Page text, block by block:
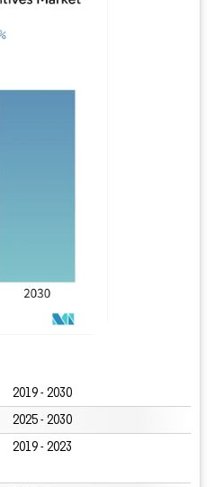
2019 - 2030
2025 - 2030
2019 - 2023